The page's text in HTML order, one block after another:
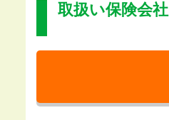
取扱い保険会社